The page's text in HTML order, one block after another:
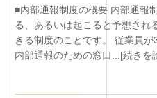
■内部通報制度の概要 内部通報
る、あるいは起こると予想され
きる制度のことです。 従業員
内部通報のための窓口...[続きを